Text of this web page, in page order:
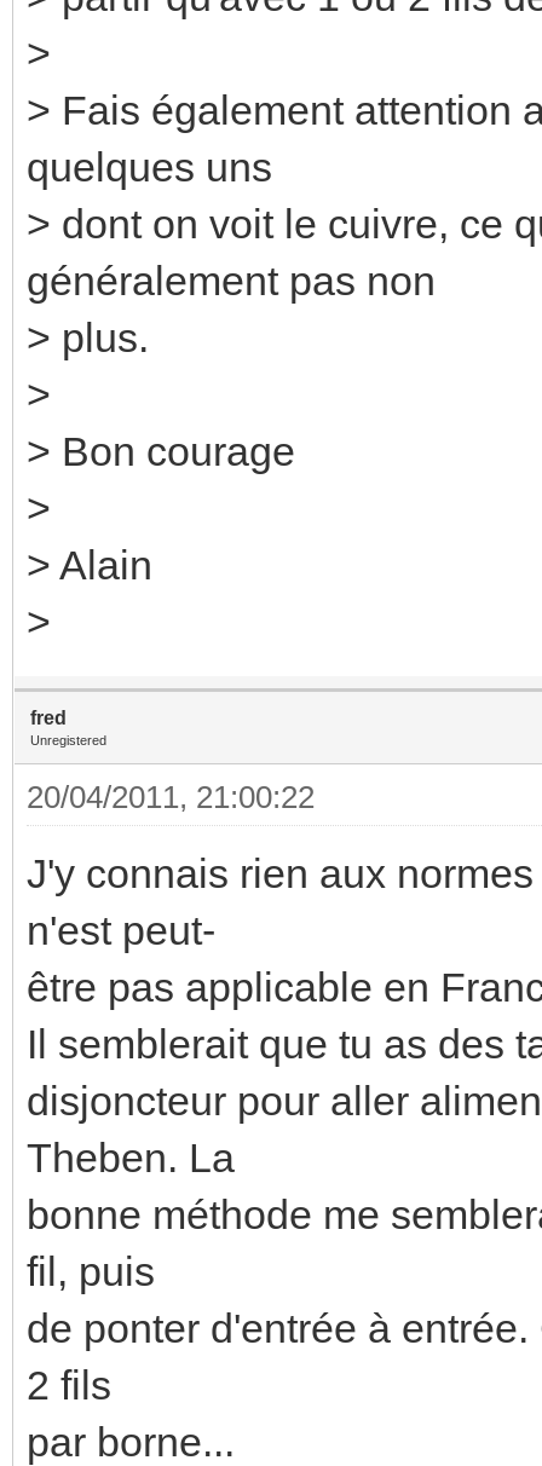
>
> Fais également attention
quelques uns
> dont on voit le cuivre, ce
généralement pas non
> plus.
>
> Bon courage
>
> Alain
>
fred
Unregistered
20/04/2011, 21:00:22
J'y connais rien aux
n'est peut-
être pas applicable en
Il semblerait que tu as des
disjoncteur pour aller
Theben. La
bonne méthode me
fil, puis
de ponter d'entrée à
2 fils
par borne...